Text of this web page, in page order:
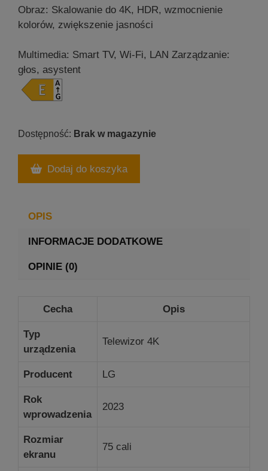
Obraz: Skalowanie do 4K, HDR, wzmocnienie
kolorów, zwiększenie jasności
Multimedia: Smart TV, Wi-Fi, LAN Zarządzanie:
głos, asystent
Brak w magazynie
Dodaj do koszyka
OPIS
INFORMACJE DODATKOWE
OPINIE (0)
Cecha Opis
Typ
urządzenia
Telewizor 4K
Producent LG
Rok
wprowadzenia
2023
Rozmiar
ekranu
75 cali